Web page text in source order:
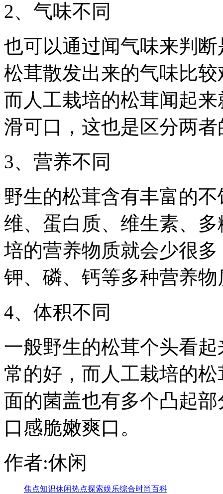
2、气味不同
也可以通过闻气味来判
松茸散发出来的气味比
而人工栽培的松茸闻起
滑可口，这也是区分两
3、营养不同
野生的松茸含有丰富的
维、蛋白质、维生素、
培的营养物质就会少很
钾、磷、钙等多种营养
4、体积不同
一般野生的松茸个头看
常的好，而人工栽培的
面的菌盖也有多个凸起
口感脆嫩爽口。
作者:休闲
焦点知识休闲热点探索娱乐综合时尚百科